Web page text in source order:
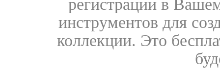
регистрации в
инструментов для
коллекции. Это